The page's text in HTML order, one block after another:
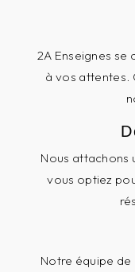
2A Enseignes
à vos attentes.
Nous attachons
vous optiez
Notre équipe